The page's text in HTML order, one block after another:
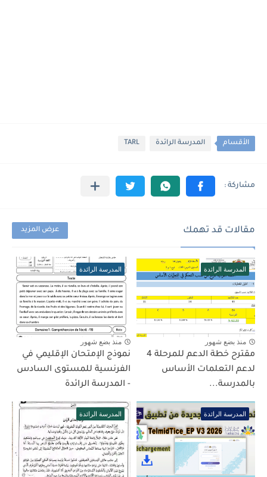
الأقسام المدرسة الرائدة TARL
مقالات قد تهمك عرض المزيد
المدرسة الرائدة
منذ بضع شهور
مقترح خطة الدعم للمرحلة 4
لدعم التعلمات الأساس
بالمدرسة...
المدرسة الرائدة
منذ بضع شهور
نموذج الإمتحان الإقليمي في
الفرنسية للمستوى السادس
- المدرسة الرائدة
المدرسة الرائدة المدرسة الرائدة